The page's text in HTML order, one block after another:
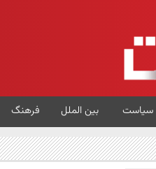
سیاست بین الملل فرهنگ